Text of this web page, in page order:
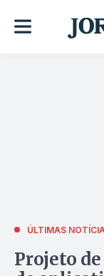
ÚLTIMAS
Projeto